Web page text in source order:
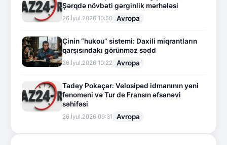
Şərqdə növbəti gərginlik mərhələsi
26.İyul.2026 10:50 Avropa
Çinin “hukou” sistemi: Daxili miqrantların
qarşısındakı görünməz sədd
26.İyul.2026 10:22 Avropa
Tadey Pokaçar: Velosiped idmanının yeni
fenomeni və Tur de Fransın əfsanəvi
səhifəsi
26.İyul.2026 09:31 Avropa